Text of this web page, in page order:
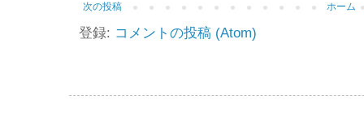
次の投稿 ホーム
登録: コメントの投稿 (Atom)